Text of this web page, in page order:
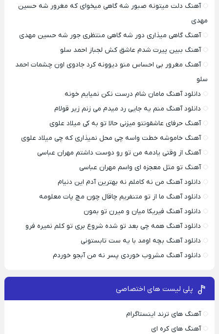
آهنگ دلت میتونه صبور شه گاهی میخوای که مغرور شه حسین
مهدی
آهنگ گاهی میذاری دور شه گاهی منتظری جور شه حسین مهدی
آهنگ ببین پیرت شدم عاشق کش لجباز احمد سلو
آهنگ مغرور بی احساس منو دیوونه کرد جادوی اون چشمات احمد
سلو
دانلود آهنگ مامان شام درست نکن نمیایم خونه
دانلود آهنگ منم یه جایی رد میدم می زنم زیر قولام
آهنگ حرفای عاشقونتو میزنی حالا تو به کی میلاد علوی
آهنگ خاموشه خطت واسه چی محل نمیذاری که چی میلاد علوی
آهنگ از وقتی یادمه من تو رو دوست داشتم مهران عباسی
آهنگ تو مثل معجزه ای واسم مهران عباسی
دانلود آهنگ من نه کاملم نه بهترین آدم این دنیام
دانلود آهنگ ما از تو متنفریم چاقال چون مچ پات معلومه
دانلود آهنگ فیریکا میان و میرن تو بمون
دانلود آهنگ همه چی بعد تو شده شروع بری تو کلم نمیره فرو
دانلود آهنگ بچه اومد با یه ست تابستونی
دانلود آهنگ مشروب خوردی پسر نه من آبجو خوردم
پلی لیست های اختصاصی
آهنگ های ترند اینستاگرام
آهنگ های کره ای